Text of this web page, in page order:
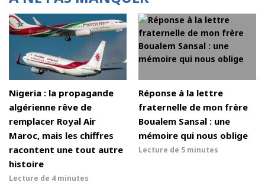
Nigeria : la propagande
algérienne rêve de
remplacer Royal Air
Maroc, mais les chiffres
racontent une tout autre
histoire
Lecture de 4 minutes
Réponse à la lettre
fraternelle de mon frère
Boualem Sansal : une
mémoire qui nous oblige
Lecture de 5 minutes